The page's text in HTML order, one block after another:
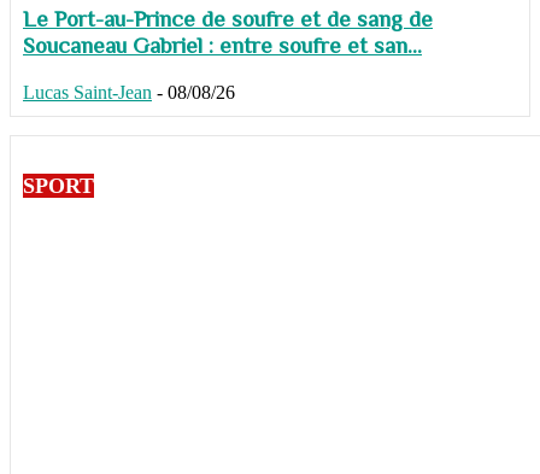
Le Port-au-Prince de soufre et de sang de
Soucaneau Gabriel : entre soufre et san...
Lucas Saint-Jean - 08/08/26
SPORT